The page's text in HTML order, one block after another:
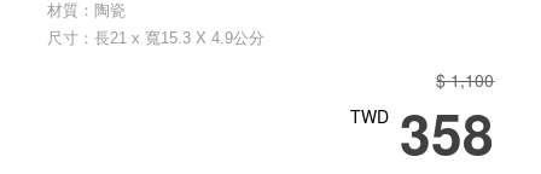
材質：陶瓷
尺寸：長21 x 寬15.3 X 4.9公分
$ 1,100
TWD 358